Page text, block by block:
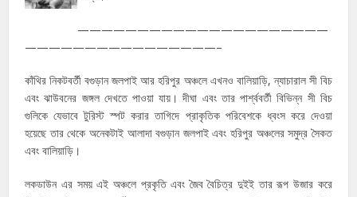
—————————————————————
————————————————–
কাঁথির নিকটবর্তী বগুড়ান জলপাই আর হরিপুর অঞ্চলে এখনও বালিয়াড়ি, ন্যাচারাল সী বিচ
এবং ঝাউবনের জঙ্গল দেখতে পাওয়া যায়। দীঘা এবং তার পার্শ্ববর্তী বিভিন্ন সী বিচ
গুলিকে যেভাবে টুরিস্ট স্পট করার তাগিদে প্রাকৃতিক পরিবেশকে ধ্বংস করে দেওয়া
হয়েছে তার থেকে অনেকটাই আলাদা বগুড়ান জলপাই এবং হরিপুর অঞ্চলের সমুদ্র সৈকত
এবং বালিয়াড়ি।
লকডাউন এর সময় এই অঞ্চলে প্রকৃতি এবং জৈব বৈচিত্র দুইই তার রূপ উজার করে